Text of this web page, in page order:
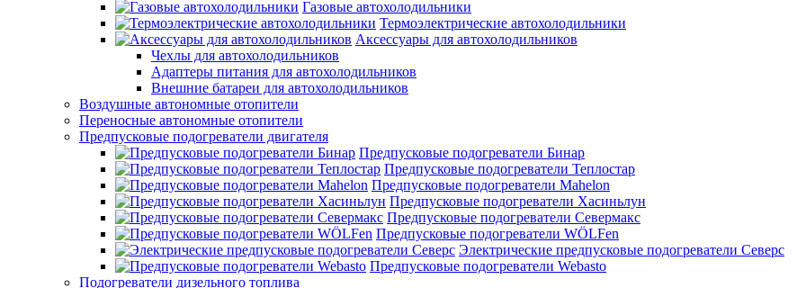
Газовые автохолодильники
Термоэлектрические автохолодильники
Аксессуары для автохолодильников
Чехлы для автохолодильников
Адаптеры питания для автохолодильников
Внешние батареи для автохолодильников
Воздушные автономные отопители
Переносные автономные отопители
Предпусковые подогреватели двигателя
Предпусковые подогреватели Бинар
Предпусковые подогреватели Теплостар
Предпусковые подогреватели Mahelon
Предпусковые подогреватели Хасиньлун
Предпусковые подогреватели Севермакс
Предпусковые подогреватели WÖLFen
Электрические предпусковые подогреватели Северс
Предпусковые подогреватели Webasto
Подогреватели дизельного топлива